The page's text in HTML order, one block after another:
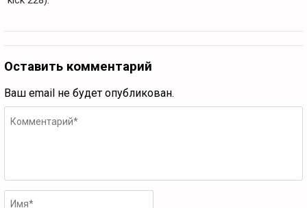
Оставить комментарий
Ваш email не будет опубликован.